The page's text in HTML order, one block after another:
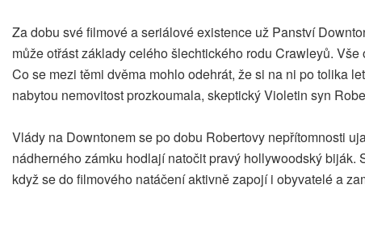
Za dobu své filmové a seriálové existence už Panství
může otřást základy celého šlechtického rodu Crawleyů.
Co se mezi těmi dvěma mohlo odehrát, že si na ni po tolika
nabytou nemovitost prozkoumala, skeptický Violetin syn
Vlády na Downtonem se po dobu Robertovy nepřítomnosti
nádherného zámku hodlají natočit pravý hollywoodský
když se do filmového natáčení aktivně zapojí i obyvatelé a